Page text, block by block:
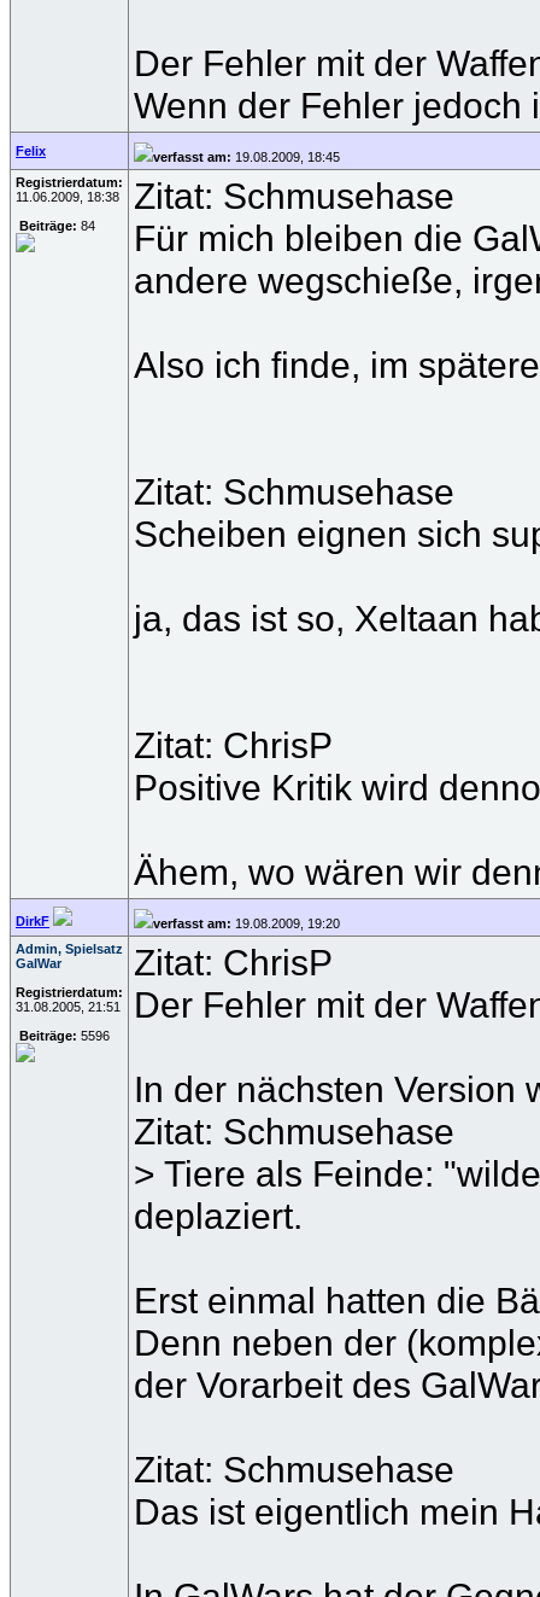
Der Fehler mit der
Wenn der Fehler jedoch
Felix verfasst am: 19.08.2009, 18:45
Registrierdatum:
11.06.2009, 18:38
Beiträge: 84
Zitat: Schmusehase
Für mich bleiben die
andere wegschieße,
Also ich finde, im
Zitat: Schmusehase
Scheiben eignen sich
ja, das ist so, Xeltaan
Zitat: ChrisP
Positive Kritik wird
Ähem, wo wären wir
DirkF verfasst am: 19.08.2009, 19:20
Admin, Spielsatz
GalWar
Registrierdatum:
31.08.2005, 21:51
Beiträge: 5596
Zitat: ChrisP
Der Fehler mit der
In der nächsten Version
Zitat: Schmusehase
> Tiere als Feinde:
deplaziert.
Erst einmal hatten die
Denn neben der
der Vorarbeit des
Zitat: Schmusehase
Das ist eigentlich mein